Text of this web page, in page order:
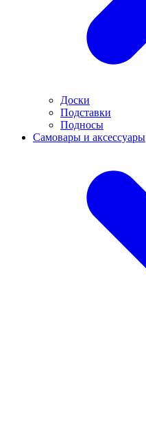
Доски
Подставки
Подносы
Самовары и аксессуары